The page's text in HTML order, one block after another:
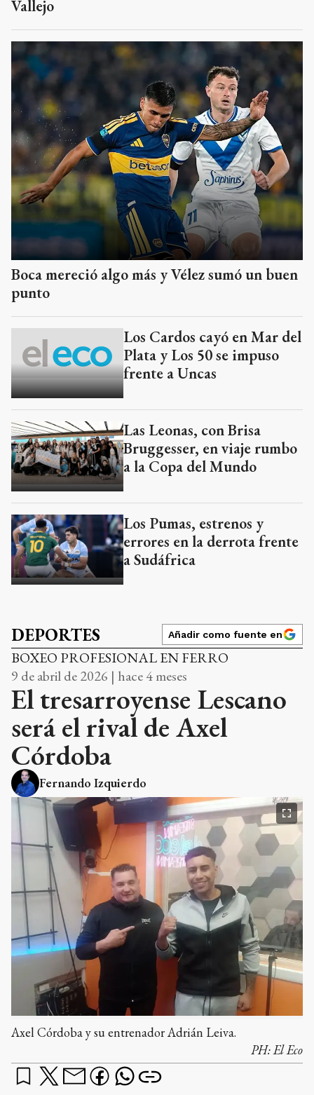
Vallejo
Boca mereció algo más y Vélez sumó un buen
punto
Los Cardos cayó en Mar del
Plata y Los 50 se impuso
frente a Uncas
Las Leonas, con Brisa
Bruggesser, en viaje rumbo
a la Copa del Mundo
Los Pumas, estrenos y
errores en la derrota frente
a Sudáfrica
DEPORTES Añadir como fuente en
BOXEO PROFESIONAL EN FERRO
9 de abril de 2026 | hace 4 meses
El tresarroyense Lescano
será el rival de Axel
Córdoba
Fernando Izquierdo
Axel Córdoba y su entrenador Adrián Leiva.
PH:El Eco